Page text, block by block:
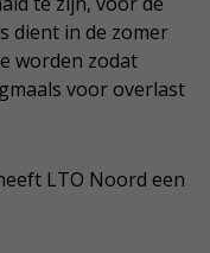
dient in de zomer
worden zodat
voor overlast
LTO Noord een